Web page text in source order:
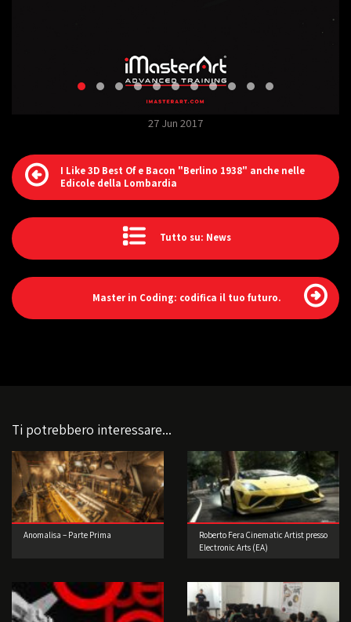
27 Jun 2017
I Like 3D Best Of e Bacon "Berlino 1938" anche nelle
Edicole della Lombardia
Tutto su: News
Master in Coding: codifica il tuo futuro.
Ti potrebbero interessare...
Anomalisa – Parte Prima
Roberto Fera Cinematic Artist presso
Electronic Arts (EA)